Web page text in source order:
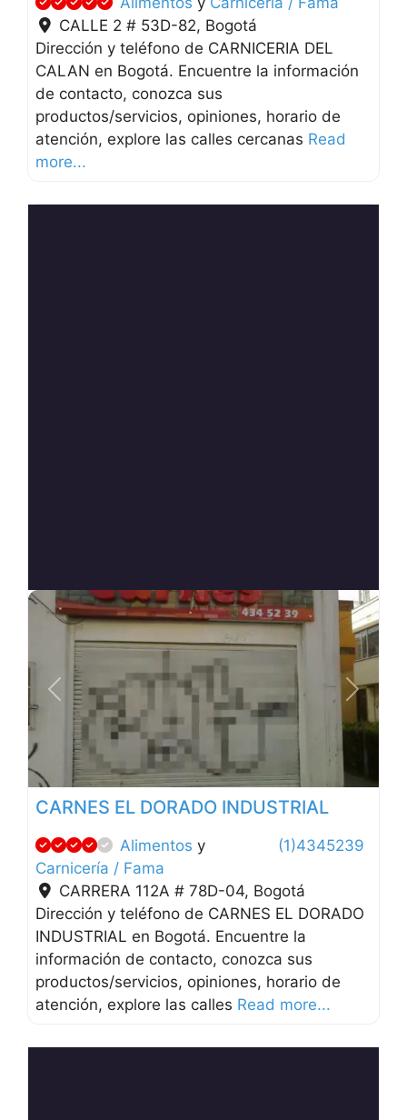
CALLE 2 # 53D-82, Bogotá
Dirección y teléfono de CARNICERIA DEL
CALAN en Bogotá. Encuentre la información
de contacto, conozca sus
productos/servicios, opiniones, horario de
atención, explore las calles cercanas Read
more...
Anterior
CARNES EL DORADO INDUSTRIAL
(1)4345239
Alimentos y
Carnicería / Fama
CARRERA 112A # 78D-04, Bogotá
Dirección y teléfono de CARNES EL DORADO
INDUSTRIAL en Bogotá. Encuentre la
información de contacto, conozca sus
productos/servicios, opiniones, horario de
atención, explore las calles Read more...